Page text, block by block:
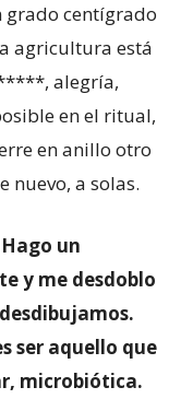
grado centígrado
agricultura está
alegría,
en el ritual,
en anillo otro
nuevo, a solas.
un
y me desdoblo
ser aquello que
microbiótica.